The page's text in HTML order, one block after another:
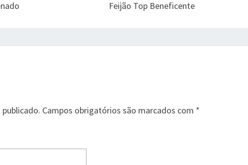
Feijão Top Beneficente
Campos obrigatórios são marcados com *